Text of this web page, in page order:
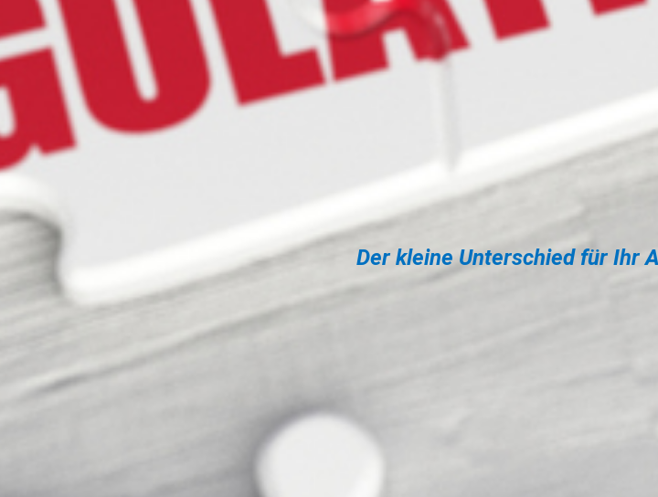
Der kleine Unterschied für Ihr